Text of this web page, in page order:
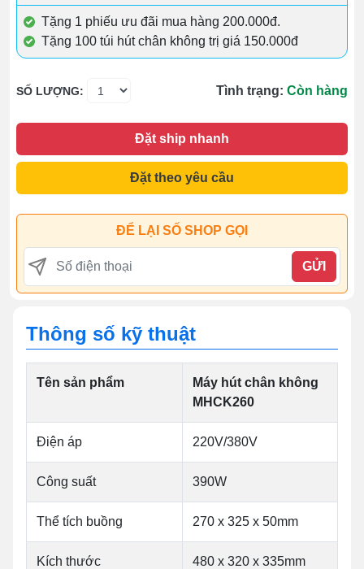
Tặng 1 phiếu ưu đãi mua hàng 200.000đ.
Tặng 100 túi hút chân không trị giá 150.000đ
SỐ LƯỢNG: Tình trạng: Còn hàng
Đặt ship nhanh
Đặt theo yêu cầu
ĐỂ LẠI SỐ SHOP GỌI
GỬI
Thông số kỹ thuật
Tên sản phẩm
Máy hút chân không
MHCK260
Điện áp 220V/380V
Công suất 390W
Thể tích buồng 270 x 325 x 50mm
Kích thước 480 x 320 x 335mm